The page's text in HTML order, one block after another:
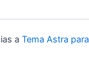
a Tema Astra para